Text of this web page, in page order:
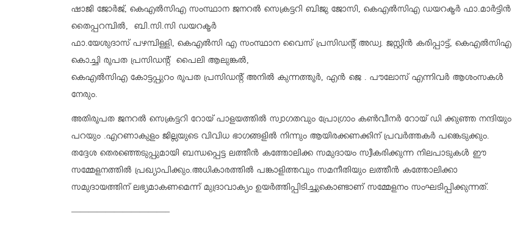
ഷാജി ജോർജ്, കെഎൽസിഎ സംസ്ഥാന ജനറൽ സെക്രട്ടറി ബിജു ജോസി, കെഎൽസിഎ ഡയറക്ടർ ഫാ.മാർട്ടിൻ
തൈപ്പറമ്പിൽ, ബി.സി.സി ഡയറക്ടർ
ഫാ.യേശുദാസ് പഴമ്പിള്ളി, കെഎൽസി എ സംസ്ഥാന വൈസ് പ്രസിഡന്റ് അഡ്വ. ജസ്റ്റിൻ കരിപ്പാട്ട്, കെഎൽസിഎ
കൊച്ചി രൂപത പ്രസിഡന്റ് പൈലി ആലുങ്കൽ,
കെഎൽസിഎ കോട്ടപ്പുറം രൂപത പ്രസിഡൻ്റ് അനിൽ കുന്നത്തൂർ, എൻ ജെ . പൗലോസ് എന്നിവർ ആശംസകൾ
നേരും.
അതിരൂപത ജനറൽ സെക്രട്ടറി റോയ് പാളയത്തിൽ സ്വാഗതവും പ്രോഗ്രാം കൺവീനർ റോയ് ഡി ക്കുഞ്ഞ നന്ദിയും
പറയും .എറണാകുളം ജില്ലയുടെ വിവിധ ഭാഗങ്ങളിൽ നിന്നും ആയിരക്കണക്കിന് പ്രവർത്തകർ പങ്കെടുക്കും.
തദ്ദേശ തെരഞ്ഞെടുപ്പുമായി ബന്ധപ്പെട്ട ലത്തീൻ കത്തോലിക്ക സമുദായം സ്വീകരിക്കുന്ന നിലപാടുകൾ ഈ
സമ്മേളനത്തിൽ പ്രഖ്യാപിക്കും.അധികാരത്തിൽ പങ്കാളിത്തവും സമനീതിയും ലത്തീൻ കത്തോലിക്കാ
സമുദായത്തിന് ലഭ്യമാകണമെന്ന് മുദ്രാവാക്യം ഉയർത്തിപ്പിടിച്ചുകൊണ്ടാണ് സമ്മേളനം സംഘടിപ്പിക്കുന്നത്.
———————————–